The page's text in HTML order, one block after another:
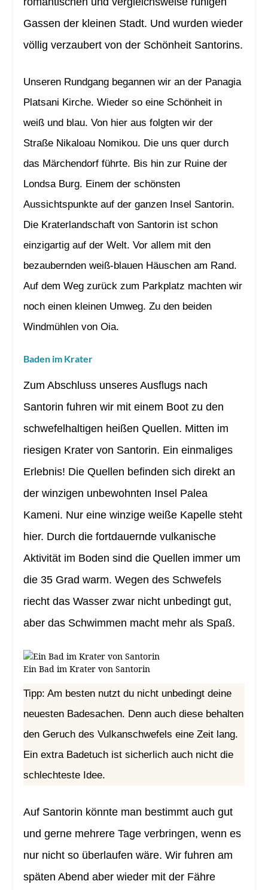
Gassen der kleinen Stadt. Und wurden wieder
völlig verzaubert von der Schönheit Santorins.
Unseren Rundgang begannen wir an der Panagia
Platsani Kirche. Wieder so eine Schönheit in
weiß und blau. Von hier aus folgten wir der
Straße Nikaloau Nomikou. Die uns quer durch
das Märchendorf führte. Bis hin zur Ruine der
Londsa Burg. Einem der schönsten
Aussichtspunkte auf der ganzen Insel Santorin.
Die Kraterlandschaft von Santorin ist schon
einzigartig auf der Welt. Vor allem mit den
bezaubernden weiß-blauen Häuschen am Rand.
Auf dem Weg zurück zum Parkplatz machten wir
noch einen kleinen Umweg. Zu den beiden
Windmühlen von Oia.
Baden im Krater
Zum Abschluss unseres Ausflugs nach
Santorin fuhren wir mit einem Boot zu den
schwefelhaltigen heißen Quellen. Mitten im
riesigen Krater von Santorin. Ein einmaliges
Erlebnis! Die Quellen befinden sich direkt an
der winzigen unbewohnten Insel Palea
Kameni. Nur eine winzige weiße Kapelle steht
hier. Durch die fortdauernde vulkanische
Aktivität im Boden sind die Quellen immer um
die 35 Grad warm. Wegen des Schwefels
riecht das Wasser zwar nicht unbedingt gut,
aber das Schwimmen macht mehr als Spaß.
Ein Bad im Krater von Santorin
Tipp: Am besten nutzt du nicht unbedingt deine
neuesten Badesachen. Denn auch diese behalten
den Geruch des Vulkanschwefels eine Zeit lang.
Ein extra Badetuch ist sicherlich auch nicht die
schlechteste Idee.
Auf Santorin könnte man bestimmt auch gut
und gerne mehrere Tage verbringen, wenn es
nur nicht so überlaufen wäre. Wir fuhren am
späten Abend aber wieder mit der Fähre